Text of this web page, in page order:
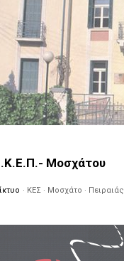
Μοσχάτου
· ΚΕΣ · Μοσχάτο · Πειραιάς